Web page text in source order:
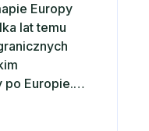
Europy
lat temu
po Europie.